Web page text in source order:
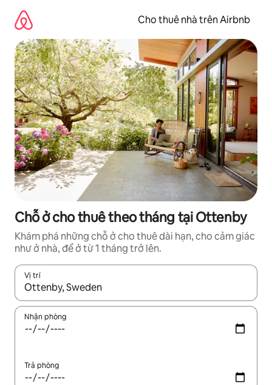
dung
Cho thuê nhà trên Airbnb
Chỗ ở cho thuê theo tháng tại Ottenby
Khám phá những chỗ ở cho thuê dài hạn, cho cảm giác
như ở nhà, để ở từ 1 tháng trở lên.
Vị trí
Khi có kết quả, hãy điều hướng bằng phím mũi tên lên và
Nhận phòng
Trả phòng